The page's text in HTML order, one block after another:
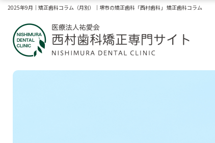
2025年9月｜矯正歯科コラム（月別）｜堺市の矯正歯科「西村歯科」 矯正歯科コラム